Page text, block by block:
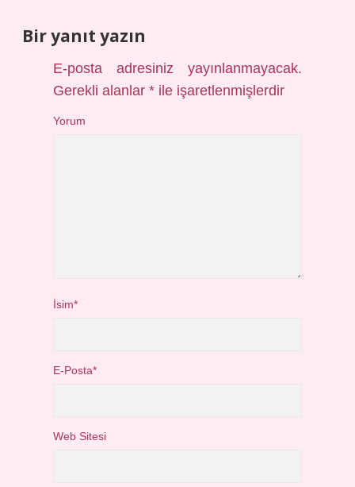
Bir yanıt yazın
E-posta adresiniz yayınlanmayacak.
Gerekli alanlar* ile işaretlenmişlerdir
Yorum
İsim*
E-Posta*
Web Sitesi